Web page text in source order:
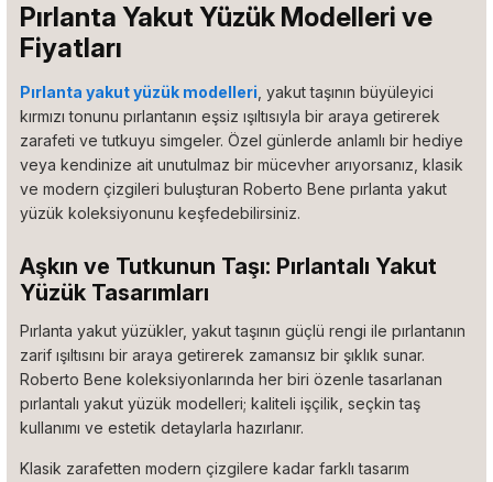
Pırlanta Yakut Yüzük Modelleri ve
Fiyatları
Pırlanta yakut yüzük modelleri , yakut taşının büyüleyici
kırmızı tonunu pırlantanın eşsiz ışıltısıyla bir araya getirerek
zarafeti ve tutkuyu simgeler. Özel günlerde anlamlı bir hediye
veya kendinize ait unutulmaz bir mücevher arıyorsanız, klasik
ve modern çizgileri buluşturan Roberto Bene pırlanta yakut
yüzük koleksiyonunu keşfedebilirsiniz.
Aşkın ve Tutkunun Taşı: Pırlantalı Yakut
Yüzük Tasarımları
Pırlanta yakut yüzükler, yakut taşının güçlü rengi ile pırlantanın
zarif ışıltısını bir araya getirerek zamansız bir şıklık sunar.
Roberto Bene koleksiyonlarında her biri özenle tasarlanan
pırlantalı yakut yüzük modelleri; kaliteli işçilik, seçkin taş
kullanımı ve estetik detaylarla hazırlanır.
Klasik zarafetten modern çizgilere kadar farklı tasarım